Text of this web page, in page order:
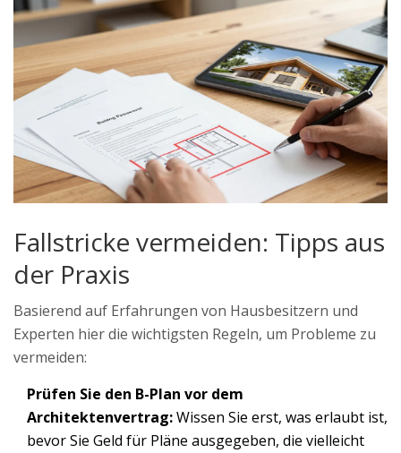
Fallstricke vermeiden: Tipps aus
der Praxis
Basierend auf Erfahrungen von Hausbesitzern und
Experten hier die wichtigsten Regeln, um Probleme zu
vermeiden:
Prüfen Sie den B-Plan vor dem
Architektenvertrag:Wissen Sie erst, was erlaubt ist,
bevor Sie Geld für Pläne ausgegeben, die vielleicht